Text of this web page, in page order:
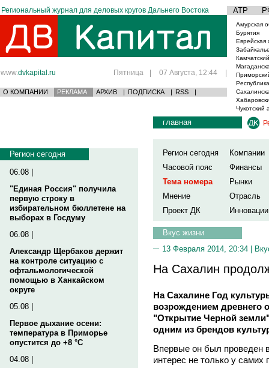
Региональный журнал для деловых кругов Дальнего Востока АТР
www.dvkapital.ru Пятница | 07 Августа, 12:44 |
О КОМПАНИИ РЕКЛАМА АРХИВ | ПОДПИСКА | RSS |
Амурская
Бурятия
Еврейская
Чукотский
Регион сегодня
06.08 |
"Единая Россия" получила
первую строку в
избирательном бюллетене на
выборах в Госдуму
06.08 |
Александр Щербаков держит
на контроле ситуацию с
офтальмологической
помощью в Ханкайском
округе
05.08 |
Первое дыхание осени:
температура в Приморье
опустится до +8 °C
04.08 |
главная
Регион сегодня
Компании
Часовой пояс
Финансы
Тема номера
Рынки
Мнение
Отрасль
Проект ДК
Инновации
Вкус жизни
13 Февраля 2014, 20:34 |
На Сахалин
На Сахалине Год
возрождением древнего
"Открытие Черной
одним из брендов
Впервые он был проведен
интерес не только у самих